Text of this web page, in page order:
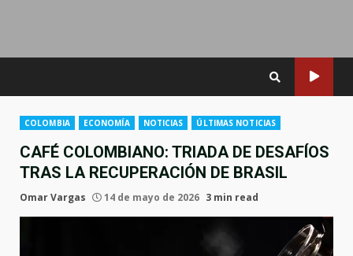
COLOMBIA ECONOMÍA NOTICIAS ÚLTIMAS NOTICIAS
CAFÉ COLOMBIANO: TRIADA DE DESAFÍOS
TRAS LA RECUPERACIÓN DE BRASIL
Omar Vargas 14 de mayo de 2026 3 min read